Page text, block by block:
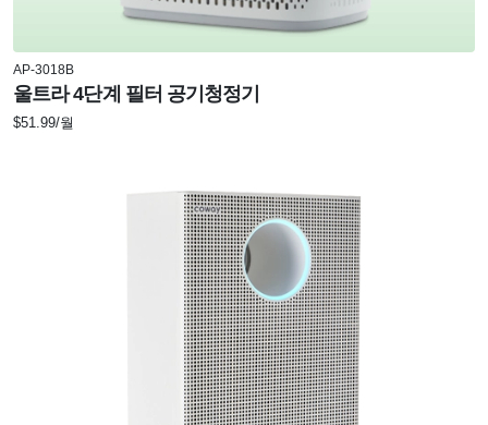
AP-3018B
울트라 4단계 필터 공기청정기
$51.99/월